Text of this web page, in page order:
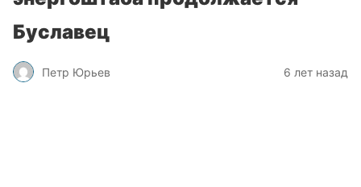
Буславец
Петр Юрьев 6 лет назад